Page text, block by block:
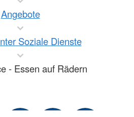
Angebote
Soziale Dienste
- Essen auf Rädern